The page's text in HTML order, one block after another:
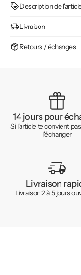
Description de
Livraison
Retours / échanges
14 jours pour
Si l'article te convient
l'échanger
Livraison
Livraison 2 à 5 jours